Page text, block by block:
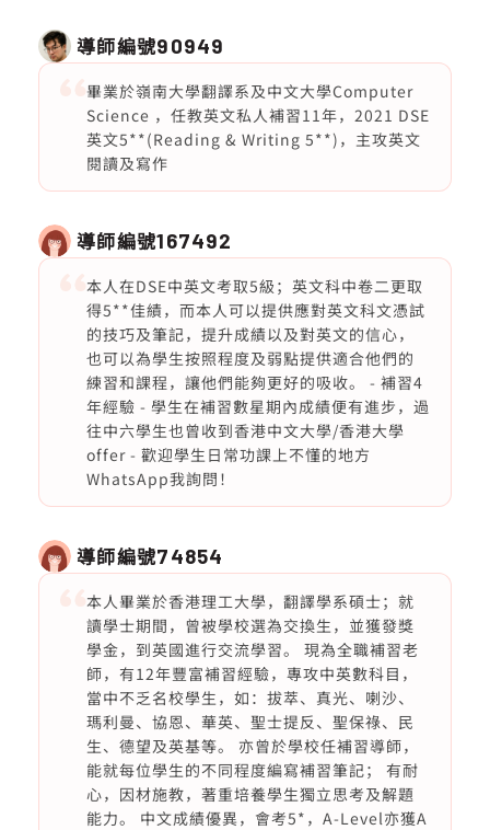
導師編號90949
畢業於嶺南大學翻譯系及中文大學Computer
Science ，任教英文私人補習11年，2021 DSE
英文5**(Reading & Writing 5**)，主攻英文
閱讀及寫作
導師編號167492
本人在DSE中英文考取5級；英文科中卷二更取
得5**佳績，而本人可以提供應對英文科文憑試
的技巧及筆記，提升成績以及對英文的信心，
也可以為學生按照程度及弱點提供適合他們的
練習和課程，讓他們能夠更好的吸收。 - 補習4
年經驗 - 學生在補習數星期內成績便有進步，過
往中六學生也曾收到香港中文大學/香港大學
offer - 歡迎學生日常功課上不懂的地方
WhatsApp我詢問！
導師編號74854
本人畢業於香港理工大學，翻譯學系碩士；就
讀學士期間，曾被學校選為交換生，並獲發獎
學金，到英國進行交流學習。 現為全職補習老
師，有12年豐富補習經驗，專攻中英數科目，
當中不乏名校學生，如：拔萃、真光、喇沙、
瑪利曼、協恩、華英、聖士提反、聖保祿、民
生、德望及英基等。 亦曾於學校任補習導師，
能就每位學生的不同程度編寫補習筆記； 有耐
心，因材施教，著重培養學生獨立思考及解題
能力。 中文成績優異，會考5*，A-Level亦獲A